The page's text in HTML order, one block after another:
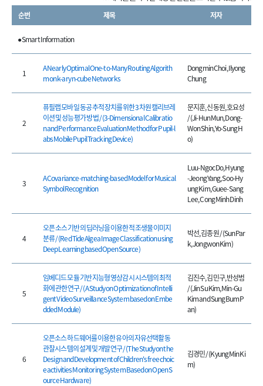
순번 제목 저자
● Smart Information
1
A Nearly Optimal One-to-Many Routing Algorith
m on k-ary n-cube Networks
Dongmin Choi, Ilyong
Chung
2
퓨필랩 모바일 동공 추적 장치를 위한 3차원 캘리브레
이션 및 성능 평가 방법 / (3-Dimensional Calibratio
n and Performance Evaluation Method for Pupil-l
abs Mobile Pupil Tracking Device)
문지훈, 신동원, 호요성
/ (Ji-Hun Mun, Dong-
Won Shin, Yo-Sung H
o)
3
A Covariance-matching-based Model for Musical
Symbol Recognition
Luu-Ngoc Do, Hyung
-Jeong Yang, Soo-Hy
ung Kim, Guee-Sang
Lee, Cong Minh Dinh
4
오픈 소스 기반의 딥러닝을 이용한 적조생물 이미지
분류 / (Red Tide Algea Image Classification using
Deep Learning based Open Source)
박선, 김종원 / (Sun Par
k, Jongwon Kim)
5
임베디드 모듈 기반 지능형 영상감시 시스템의 최적
화에 관한 연구 / (A Study on Optimization of Intelli
gent Video Surveillance System based on Embe
dded Module)
김진수, 김민구, 반성범
/ (Jin Su Kim, Min-Gu
Kim and Sung Bum P
an)
6
오픈소스 하드웨어를 이용한 유아의 자유선택활동
관찰시스템의 설계 및 개발 연구 / (The Study on the
Design and Development of Children's free choic
e activities Monitoring System Based on Open S
ource Hardware)
김경민 / (Kyung Min Ki
m)